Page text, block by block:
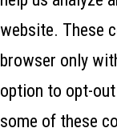
website. These
browser only
option to opt-
some of these